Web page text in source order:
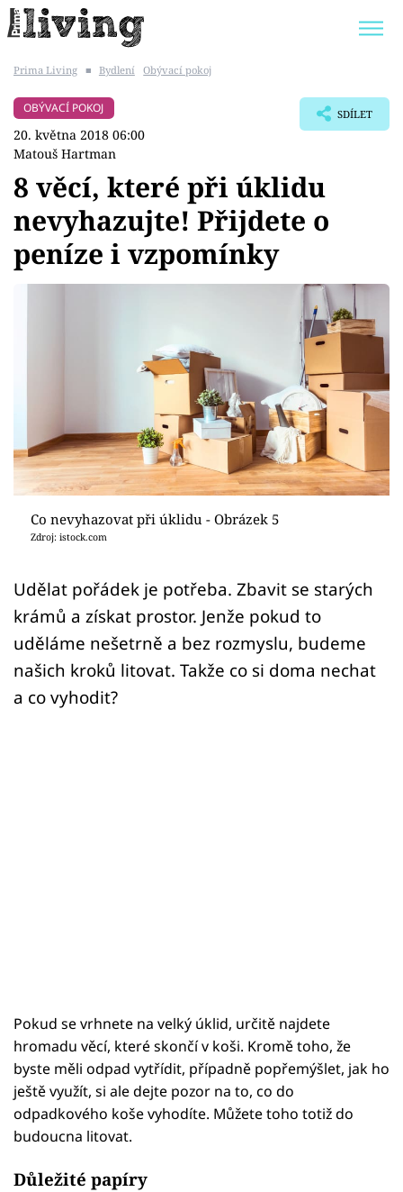
BYDLENÍ SLAVNÝCH
Témata
Bydlení
Přihlášení
Sledujte nás
Prima Living ■ Bydlení Obývací pokoj
OBÝVACÍ POKOJ
20. května 2018 06:00
Matouš Hartman
SDÍLET
8 věcí, které při úklidu
nevyhazujte! Přijdete o
peníze i vzpomínky
Co nevyhazovat při úklidu - Obrázek 5
Zdroj: istock.com
Udělat pořádek je potřeba. Zbavit se starých
krámů a získat prostor. Jenže pokud to
uděláme nešetrně a bez rozmyslu, budeme
našich kroků litovat. Takže co si doma nechat
a co vyhodit?
Pokud se vrhnete na velký úklid, určitě najdete
hromadu věcí, které skončí v koši. Kromě toho, že
byste měli odpad vytřídit, případně popřemýšlet, jak ho
ještě využít, si ale dejte pozor na to, co do
odpadkového koše vyhodíte. Můžete toho totiž do
budoucna litovat.
Důležité papíry